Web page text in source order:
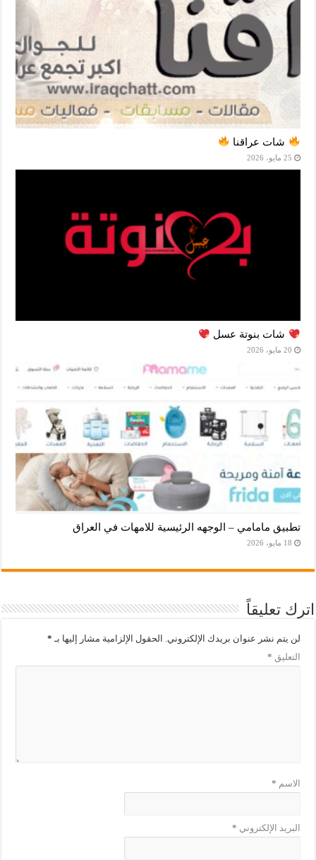
شات عراقنا
25 مايو، 2026
شات بنوتة عسل
20 مايو، 2026
تطبيق مامامي – الوجهه الرئيسية للامهات في العراق
18 مايو، 2026
اترك تعليقاً
لن يتم نشر عنوان بريدك الإلكتروني. الحقول الإلزامية مشار إليها بـ *
التعليق *
الاسم *
البريد الإلكتروني *